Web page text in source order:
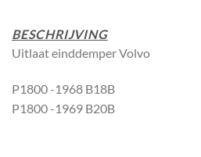
BESCHRIJVING
Uitlaat einddemper Volvo
P1800 -1968 B18B
P1800 -1969 B20B